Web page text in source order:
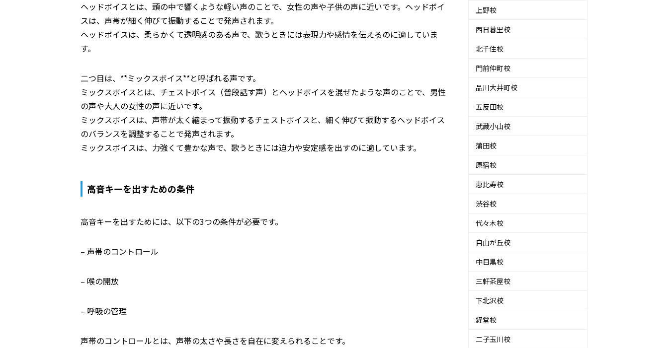
ヘッドボイスとは、頭の中で響くような軽い声のことで、女性の声や子供の声に近いです。ヘッドボイ
スは、声帯が細く伸びて振動することで発声されます。
ヘッドボイスは、柔らかくて透明感のある声で、歌うときには表現力や感情を伝えるのに適していま
す。
二つ目は、**ミックスボイス**と呼ばれる声です。
ミックスボイスとは、チェストボイス（普段話す声）とヘッドボイスを混ぜたような声のことで、男性
の声や大人の女性の声に近いです。
ミックスボイスは、声帯が太く縮まって振動するチェストボイスと、細く伸びて振動するヘッドボイス
のバランスを調整することで発声されます。
ミックスボイスは、力強くて豊かな声で、歌うときには迫力や安定感を出すのに適しています。
高音キーを出すための条件
高音キーを出すためには、以下の3つの条件が必要です。
– 声帯のコントロール
– 喉の開放
– 呼吸の管理
声帯のコントロールとは、声帯の太さや長さを自在に変えられることです。
上野校
西日暮里校
北千住校
門前仲町校
品川大井町校
五反田校
武蔵小山校
蒲田校
原宿校
恵比寿校
渋谷校
代々木校
自由が丘校
中目黒校
三軒茶屋校
下北沢校
経堂校
二子玉川校